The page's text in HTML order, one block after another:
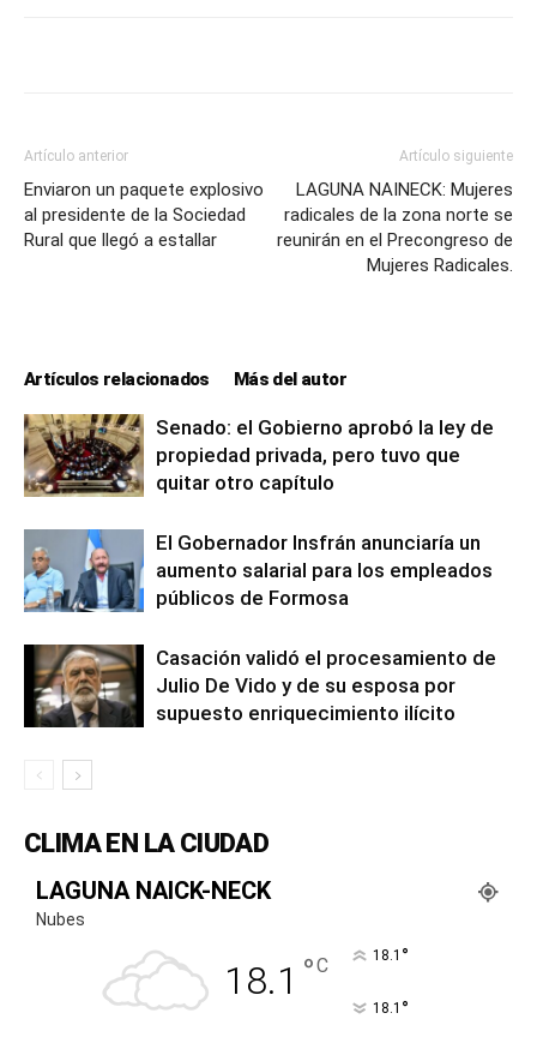
Artículo anterior
Enviaron un paquete explosivo
al presidente de la Sociedad
Rural que llegó a estallar
Artículo siguiente
LAGUNA NAINECK: Mujeres
radicales de la zona norte se
reunirán en el Precongreso de
Mujeres Radicales.
Artículos relacionados Más del autor
Senado: el Gobierno aprobó la ley de
propiedad privada, pero tuvo que
quitar otro capítulo
El Gobernador Insfrán anunciaría un
aumento salarial para los empleados
públicos de Formosa
Casación validó el procesamiento de
Julio De Vido y de su esposa por
supuesto enriquecimiento ilícito
CLIMA EN LA CIUDAD
LAGUNA NAICK-NECK
Nubes
18.1 °C 18.1 °
18.1 °